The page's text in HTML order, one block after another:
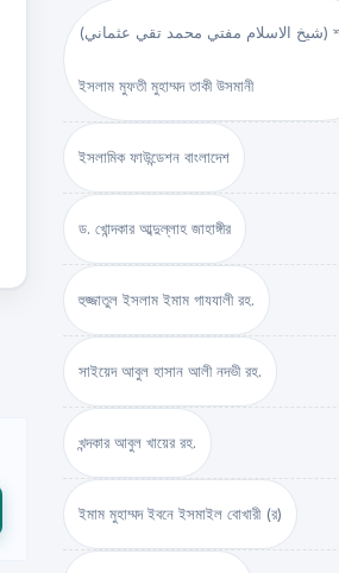
(شيخ الاسلام مفتي محمد تقي عثماني) শাইখুল
ইসলাম মুফতী মুহাম্মদ তাকী উসমানী
ইসলামিক ফাউন্ডেশন বাংলাদেশ
ড. খোন্দকার আব্দুল্লাহ জাহাঙ্গীর
হুজ্জাতুল ইসলাম ইমাম গাযযালী রহ.
সাইয়েদ আবুল হাসান আলী নদভী রহ.
খন্দকার আবুল খায়ের রহ.
ইমাম মুহাম্মদ ইবনে ইসমাইল বোখারী (র)